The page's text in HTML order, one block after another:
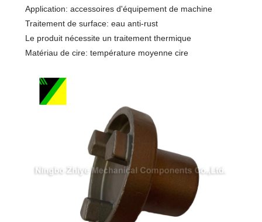
Application: accessoires d'équipement de machine
Traitement de surface: eau anti-rust
Le produit nécessite un traitement thermique
Matériau de cire: température moyenne cire